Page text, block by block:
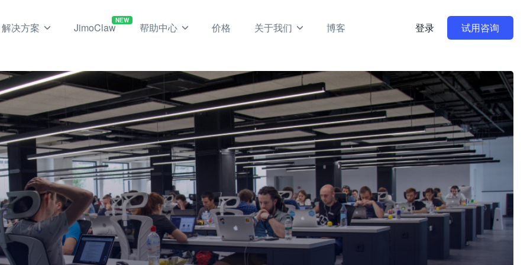
解决方案 JimoClaw
NEW
帮助中心 价格 关于我们 博客 登录 试用咨询